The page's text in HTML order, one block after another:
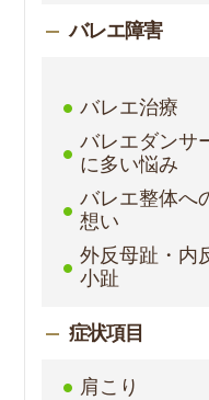
バレエ障害
バレエ治療
バレエダンサ
に多い悩み
バレエ整体へ
想い
外反母趾・内
小趾
症状項目
肩こり